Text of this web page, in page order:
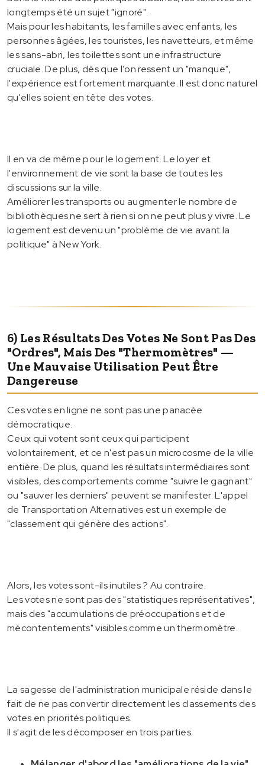
longtemps été un sujet "ignoré".
Mais pour les habitants, les familles avec enfants, les
personnes âgées, les touristes, les navetteurs, et même
les sans-abri, les toilettes sont une infrastructure
cruciale. De plus, dès que l'on ressent un "manque",
l'expérience est fortement marquante. Il est donc naturel
qu'elles soient en tête des votes.
Il en va de même pour le logement. Le loyer et
l'environnement de vie sont la base de toutes les
discussions sur la ville.
Améliorer les transports ou augmenter le nombre de
bibliothèques ne sert à rien si on ne peut plus y vivre. Le
logement est devenu un "problème de vie avant la
politique" à New York.
6) Les Résultats Des Votes Ne Sont Pas Des
"ordres", Mais Des "thermomètres" —
Une Mauvaise Utilisation Peut Être
Dangereuse
Ces votes en ligne ne sont pas une panacée
démocratique.
Ceux qui votent sont ceux qui participent
volontairement, et ce n'est pas un microcosme de la ville
entière. De plus, quand les résultats intermédiaires sont
visibles, des comportements comme "suivre le gagnant"
ou "sauver les derniers" peuvent se manifester. L'appel
de Transportation Alternatives est un exemple de
"classement qui génère des actions".
Alors, les votes sont-ils inutiles ? Au contraire.
Les votes ne sont pas des "statistiques représentatives",
mais des "accumulations de préoccupations et de
mécontentements" visibles comme un thermomètre.
La sagesse de l'administration municipale réside dans le
fait de ne pas convertir directement les classements des
votes en priorités politiques.
Il s'agit de les décomposer en trois parties.